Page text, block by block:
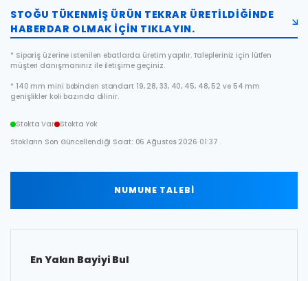
STOĞU TÜKENMIŞ ÜRÜN TEKRAR ÜRETILDIĞINDE
HABERDAR OLMAK IÇIN TIKLAYIN.
* Sipariş üzerine istenilen ebatlarda üretim yapılır. Talepleriniz için lütfen
müşteri danışmanınız ile iletişime geçiniz.
* 140 mm mini bobinden standart 19, 28, 33, 40, 45, 48, 52 ve 54 mm
genişlikler koli bazında dilinir.
Stokta Var
Stokta Yok
Stokların Son Güncellendiği Saat: 06 Ağustos 2026 01:37 .
NUMUNE TALEBİ
En Yakın Bayiyi Bul